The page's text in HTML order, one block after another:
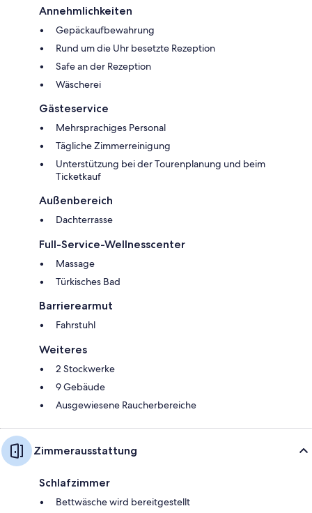
Annehmlichkeiten
Gepäckaufbewahrung
Rund um die Uhr besetzte Rezeption
Safe an der Rezeption
Wäscherei
Gästeservice
Mehrsprachiges Personal
Tägliche Zimmerreinigung
Unterstützung bei der Tourenplanung und beim
Ticketkauf
Außenbereich
Dachterrasse
Full-Service-Wellnesscenter
Massage
Türkisches Bad
Barrierearmut
Fahrstuhl
Weiteres
2 Stockwerke
9 Gebäude
Ausgewiesene Raucherbereiche
Zimmerausstattung
Schlafzimmer
Bettwäsche wird bereitgestellt